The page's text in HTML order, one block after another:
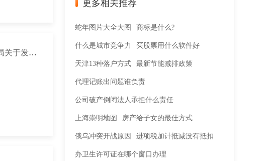
国家税务总局宁夏回族自治区税务局 最新文件 国家税务总局关于发行2021年印花税票的通告
更多相关推荐
蛇年图片大全大图 商标是什么?
什么是城市竞争力 买股票用什么软件好
天津13种落户方式 最新节能减排政策
代理记账出问题谁负责
公司破产倒闭法人承担什么责任
上海崇明地图 房产给子女的最佳方式
俄乌冲突开战原因 进项税加计抵减没有抵扣
办卫生许可证在哪个窗口办理